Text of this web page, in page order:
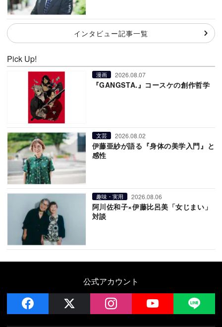
インタビュー記事一覧
Pick Up!
漫画 2026.08.07
『GANGSTA.』コースケの創作哲学
文芸 2026.08.02
伊藤亜紗が語る『身体の美学入門』と
感性
趣味・実用 2026.08.06
阿川佐和子×伊藤比呂美「女じまい」
対談
公式アカウント
facebook instagram YouTube